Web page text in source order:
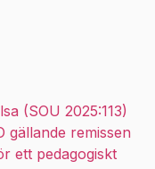
(SOU 2025:113)
gällande remissen
ett pedagogiskt